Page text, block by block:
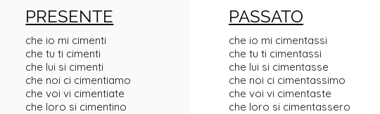
PRESENTE
che io mi cimenti
che tu ti cimenti
che lui si cimenti
che noi ci cimentiamo
che voi vi cimentiate
che loro si cimentino
PASSATO
che io mi cimentassi
che tu ti cimentassi
che lui si cimentasse
che noi ci cimentassimo
che voi vi cimentaste
che loro si cimentassero